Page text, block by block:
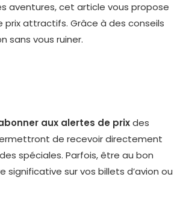
aventures, cet article vous propose
attractifs. Grâce à des conseils
sans vous ruiner.
aux alertes de prixdes
de recevoir directement
spéciales. Parfois, être au bon
sur vos billets d’avion ou